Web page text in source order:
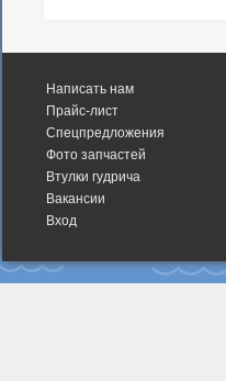
Написать нам
Прайс-лист
Спецпредложения
Фото запчастей
Втулки гудрича
Вакансии
Вход